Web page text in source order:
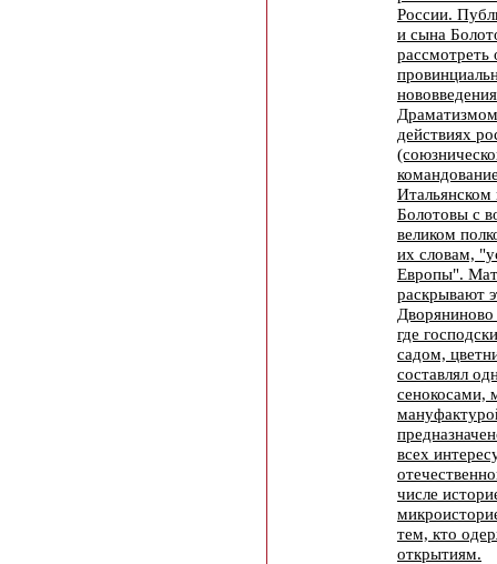
России.
и сына
действиях
Итальянском
Болотовы с
великом
их словам,
Европы".
раскрывают
где
садом,
составлял
сенокосами,
всех
числе
тем, кто
открытиям.